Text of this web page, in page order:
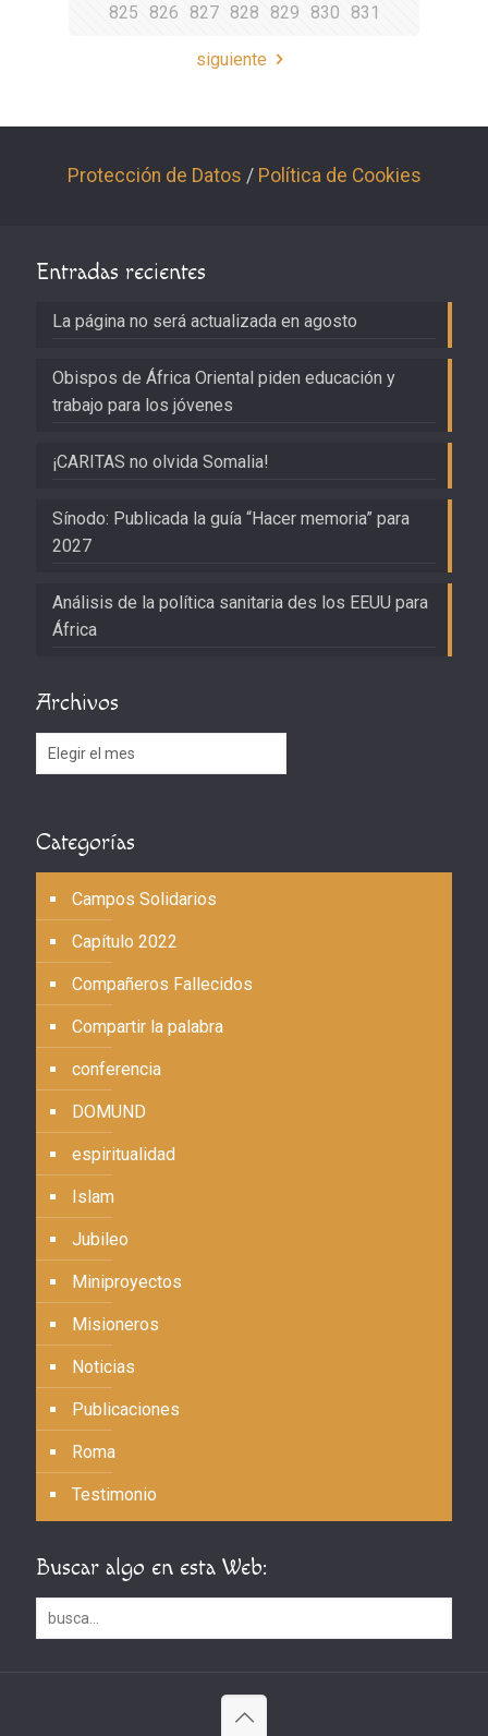
825
826 827 828 829 830 831
siguiente
Protección de Datos / Política de Cookies
Entradas recientes
La página no será actualizada en agosto
Obispos de África Oriental piden educación y
trabajo para los jóvenes
¡CARITAS no olvida Somalia!
Sínodo: Publicada la guía “Hacer memoria” para
2027
Análisis de la política sanitaria des los EEUU para
África
Archivos
Archivos
Categorías
Campos Solidarios
Capítulo 2022
Compañeros Fallecidos
Compartir la palabra
conferencia
DOMUND
espiritualidad
Islam
Jubileo
Miniproyectos
Misioneros
Noticias
Publicaciones
Roma
Testimonio
Buscar algo en esta Web: